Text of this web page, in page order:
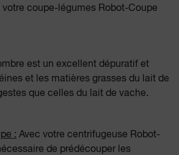
votre coupe-légumes Robot-Coupe
est un excellent dépuratif et
et les matières grasses du lait de
que celles du lait de vache.
: Avec votre centrifugeuse Robot-
de prédécouper les